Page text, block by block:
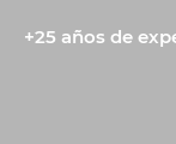
+25 años de